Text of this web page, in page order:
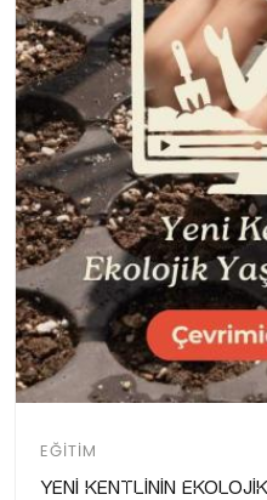
EĞITIM
Yeni Kentlinin Ekolojik